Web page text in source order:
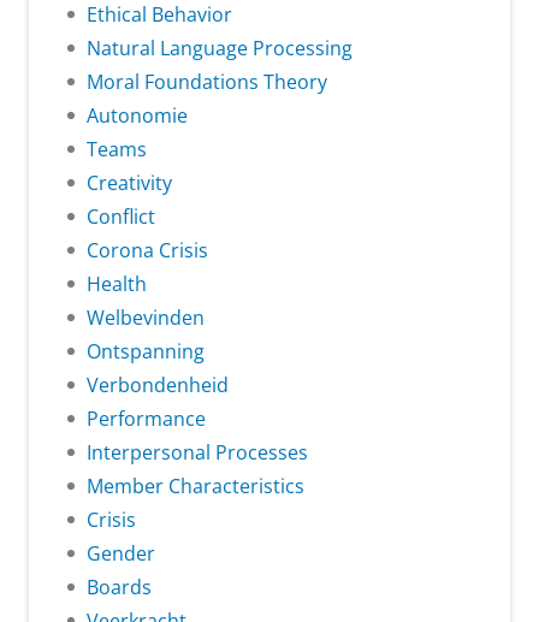
Ethical Behavior
Natural Language Processing
Moral Foundations Theory
Autonomie
Teams
Creativity
Conflict
Corona Crisis
Health
Welbevinden
Ontspanning
Verbondenheid
Performance
Interpersonal Processes
Member Characteristics
Crisis
Gender
Boards